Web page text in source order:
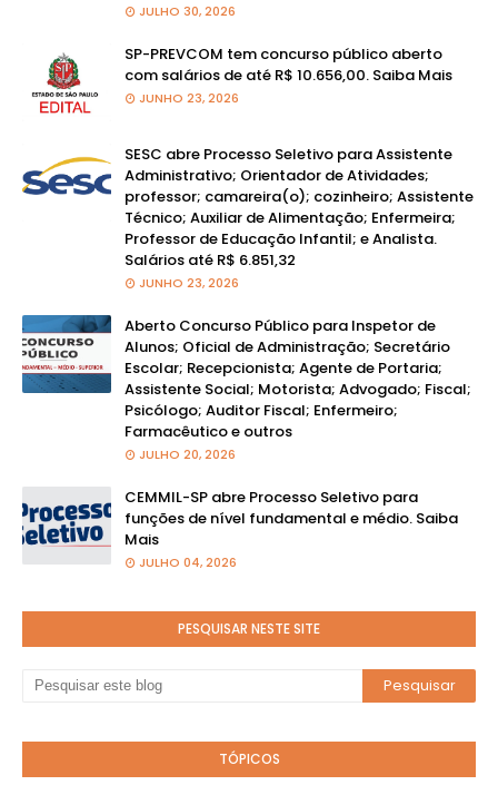
JULHO 30, 2026
SP-PREVCOM tem concurso público aberto
com salários de até R$ 10.656,00. Saiba Mais
JUNHO 23, 2026
SESC abre Processo Seletivo para Assistente
Administrativo; Orientador de Atividades;
professor; camareira(o); cozinheiro; Assistente
Técnico; Auxiliar de Alimentação; Enfermeira;
Professor de Educação Infantil; e Analista.
Salários até R$ 6.851,32
JUNHO 23, 2026
Aberto Concurso Público para Inspetor de
Alunos; Oficial de Administração; Secretário
Escolar; Recepcionista; Agente de Portaria;
Assistente Social; Motorista; Advogado; Fiscal;
Psicólogo; Auditor Fiscal; Enfermeiro;
Farmacêutico e outros
JULHO 20, 2026
CEMMIL-SP abre Processo Seletivo para
funções de nível fundamental e médio. Saiba
Mais
JULHO 04, 2026
PESQUISAR NESTE SITE
TÓPICOS